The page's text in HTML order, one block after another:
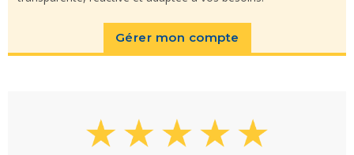
Gérer mon compte